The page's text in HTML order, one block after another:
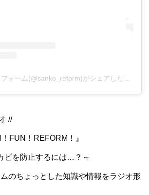
//
FUN！REFORM！』
ビを防止するには…？～
のちょっとした知識や情報をラジオ形